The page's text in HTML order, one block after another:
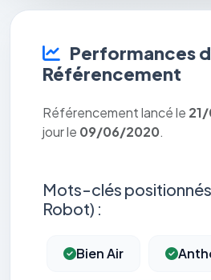
Performances
Référencement
Référencement lancé le
jour le 09/06/2020.
Mots-clés
Robot) :
Bien Air